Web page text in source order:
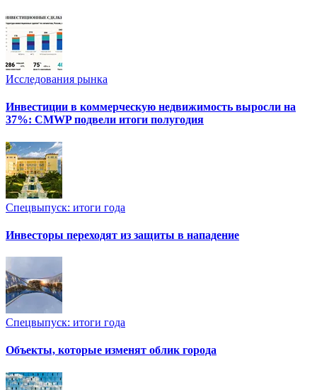
Исследования рынка
Инвестиции в коммерческую недвижимость выросли на
37%: CMWP подвели итоги полугодия
Спецвыпуск: итоги года
Инвесторы переходят из защиты в нападение
Спецвыпуск: итоги года
Объекты, которые изменят облик города